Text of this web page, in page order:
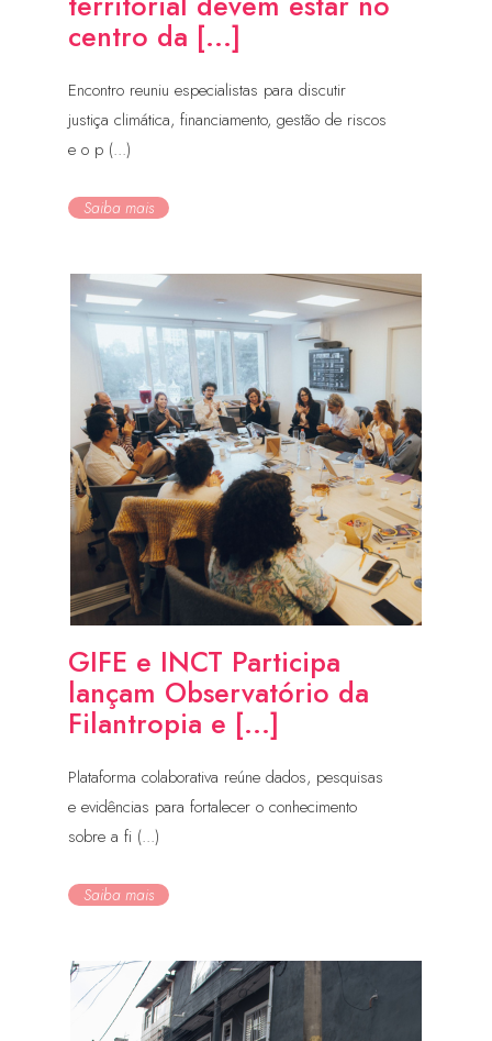
centro da [...]
Encontro reuniu especialistas para discutir
justiça climática, financiamento, gestão de riscos
e o p (...)
Saiba mais
GIFE e INCT Participa
lançam Observatório da
Filantropia e [...]
Plataforma colaborativa reúne dados, pesquisas
e evidências para fortalecer o conhecimento
sobre a fi (...)
Saiba mais